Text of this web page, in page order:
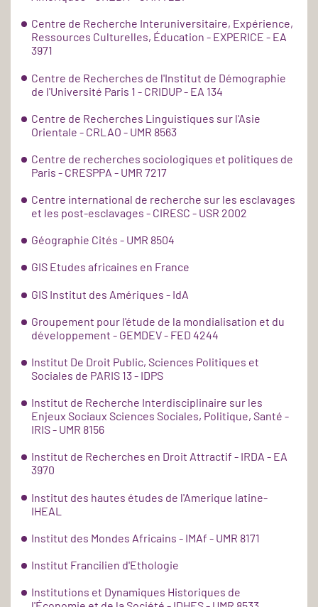
Centre de Recherche Interuniversitaire, Expérience,
Ressources Culturelles, Éducation - EXPERICE - EA
3971
Centre de Recherches de l'Institut de Démographie
de l'Université Paris 1 - CRIDUP - EA 134
Centre de Recherches Linguistiques sur l'Asie
Orientale - CRLAO - UMR 8563
Centre de recherches sociologiques et politiques de
Paris - CRESPPA - UMR 7217
Centre international de recherche sur les esclavages
et les post-esclavages - CIRESC - USR 2002
Géographie Cités - UMR 8504
GIS Etudes africaines en France
GIS Institut des Amériques - IdA
Groupement pour l'étude de la mondialisation et du
développement - GEMDEV - FED 4244
Institut De Droit Public, Sciences Politiques et
Sociales de PARIS 13 - IDPS
Institut de Recherche Interdisciplinaire sur les
Enjeux Sociaux Sciences Sociales, Politique, Santé -
IRIS - UMR 8156
Institut de Recherches en Droit Attractif - IRDA - EA
3970
Institut des hautes études de l'Amerique latine-
IHEAL
Institut des Mondes Africains - IMAf - UMR 8171
Institut Francilien d'Ethologie
Institutions et Dynamiques Historiques de